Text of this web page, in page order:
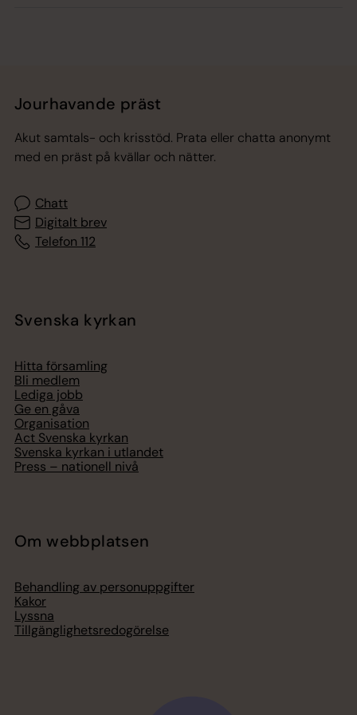
Jourhavande präst
Akut samtals- och krisstöd. Prata eller chatta anonymt
med en präst på kvällar och nätter.
Chatt
Digitalt brev
Telefon 112
Svenska kyrkan
Hitta församling
Bli medlem
Lediga jobb
Ge en gåva
Organisation
Act Svenska kyrkan
Svenska kyrkan i utlandet
Press – nationell nivå
Om webbplatsen
Behandling av personuppgifter
Kakor
Lyssna
Tillgänglighetsredogörelse